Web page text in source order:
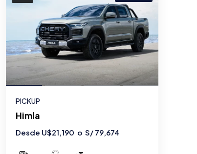
PICKUP
Himla
Desde U$21,190 o S/ 79,674